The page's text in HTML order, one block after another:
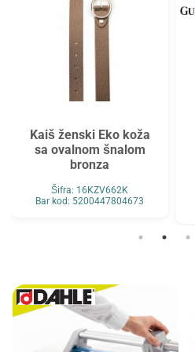
Kaiš ženski Eko koža
sa ovalnom šnalom
bronza
Šifra: 16KZV662K
Bar kod: 5200447804673